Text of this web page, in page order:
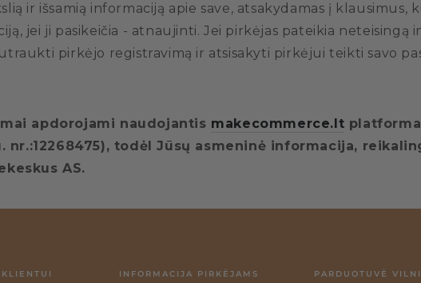
ir išsamią informaciją apie save, atsakydamas į klausimus,
jei ji pasikeičia - atnaujinti. Jei pirkėjas pateikia neteisingą
pirkėjo registravimą ir atsisakyti pirkėjui teikti savo
apdorojami naudojantis makecommerce.lt
nr.:12268475), todėl Jūsų asmeninė informacija,
AS.
INFORMACIJA PIRKĖJAMS PARDUOTUVĖ